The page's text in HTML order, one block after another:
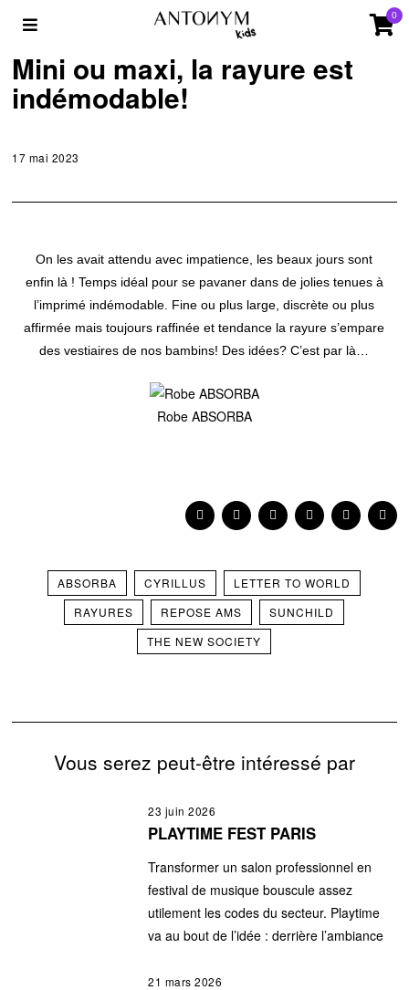
0
STYLE
Mini ou maxi, la rayure est
indémodable!
17 mai 2023
On les avait attendu avec impatience, les beaux jours sont
enfin là ! Temps idéal pour se pavaner dans de jolies tenues à
l’imprimé indémodable. Fine ou plus large, discrète ou plus
affirmée mais toujours raffinée et tendance la rayure s’empare
des vestiaires de nos bambins! Des idées? C’est par là…
Robe ABSORBA
ABSORBA CYRILLUS
LETTER TO WORLD
RAYURES
REPOSE AMS
SUNCHILD
THE NEW SOCIETY
Vous serez peut-être intéressé par
23 juin 2026
PLAYTIME FEST PARIS
Transformer un salon professionnel en
festival de musique bouscule assez
utilement les codes du secteur. Playtime
va au bout de l’idée : derrière l’ambiance
21 mars 2026